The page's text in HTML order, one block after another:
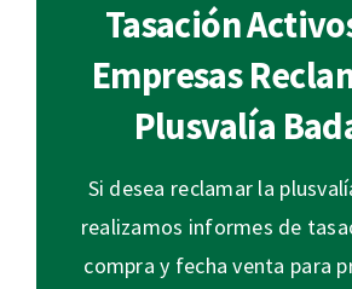
Tasación
Empresas
Plusvalía
Si desea reclamar la
realizamos informes de
compra y fecha venta para